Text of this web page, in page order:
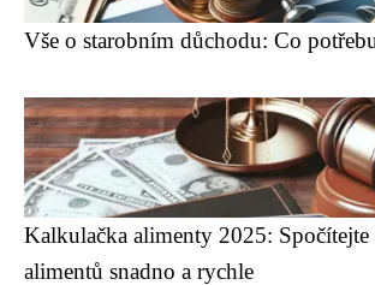
Vše o starobním důchodu: Co
Kalkulačka alimenty 2025: Spočítejte
alimentů snadno a rychle